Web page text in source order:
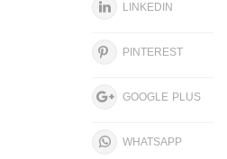
LINKEDIN
PINTEREST
GOOGLE PLUS
WHATSAPP